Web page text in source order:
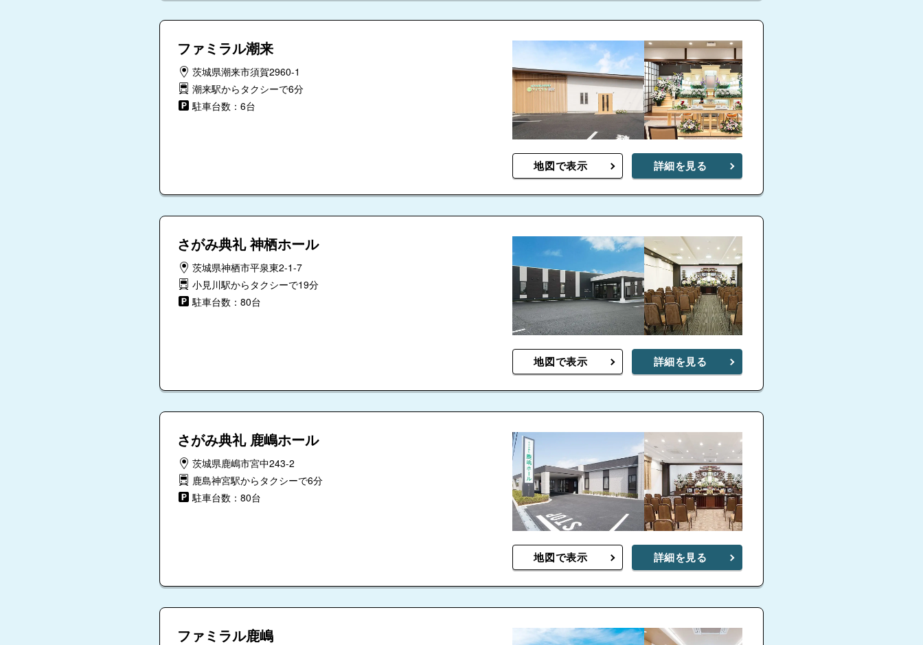
ファミラル潮来
茨城県潮来市須賀2960-1
潮来駅からタクシーで6分
駐車台数：6台
地図で表示 詳細を見る
さがみ典礼 神栖ホール
茨城県神栖市平泉東2-1-7
小見川駅からタクシーで19分
駐車台数：80台
地図で表示 詳細を見る
さがみ典礼 鹿嶋ホール
茨城県鹿嶋市宮中243-2
鹿島神宮駅からタクシーで6分
駐車台数：80台
地図で表示 詳細を見る
ファミラル鹿嶋
八富成田斎場
成田市花崎町ホール